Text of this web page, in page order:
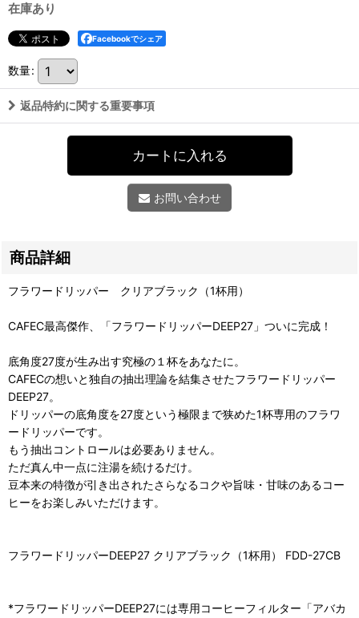
在庫あり
Facebookでシェア
数量:
返品特約に関する重要事項
カートに入れる
お問い合わせ
商品詳細
フラワードリッパー クリアブラック（1杯用）
CAFEC最高傑作、「フラワードリッパーDEEP27」ついに完成！
底角度27度が生み出す究極の１杯をあなたに。
CAFECの想いと独自の抽出理論を結集させたフラワードリッパー
DEEP27。
ドリッパーの底角度を27度という極限まで狭めた1杯専用のフラワ
ードリッパーです。
もう抽出コントロールは必要ありません。
ただ真ん中一点に注湯を続けるだけ。
豆本来の特徴が引き出されたさらなるコクや旨味・甘味のあるコー
ヒーをお楽しみいただけます。
フラワードリッパーDEEP27 クリアブラック（1杯用） FDD-27CB
*フラワードリッパーDEEP27には専用コーヒーフィルター「アバカ